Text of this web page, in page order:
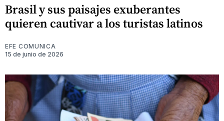
Brasil y sus paisajes exuberantes
quieren cautivar a los turistas latinos
EFE COMUNICA
15 de junio de 2026